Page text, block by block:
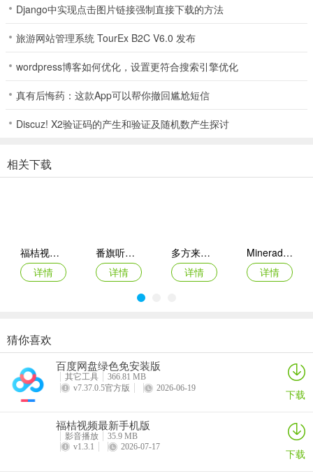
5、简洁高效的界面：功能布局清晰，简化复杂音频处理流程，新手易
1. 安装 app 后启动并授予存储权限，便可开启使用之旅。
2. 在主界面按需选提取伴奏等功能入口，进入操作流程。
4. 预览界面试听分离效果，用内置工具简单裁剪或调音量。
伴奏提取audio音乐制作教程
想制作自己的音乐，却愁没有合适的伴奏？别担心，伴奏提取Audio音
乐制作工具来帮您！它能从各类视频文件中精准剥离人声与伴奏，为
支持波形可视化编辑，可对提取的音频进行精细化调校，满足您的专
业制作需求。而且它全面支持MP3、WAV、AAC、FLAC等主流音频
格式的导入与导出，还能自定义比特率与采样率。其全流程离线操
作，保障了您原始素材的私密性与安全性。高性能处理引擎，处理长
时间高码率音频文件也快速响应不卡顿。界面简洁高效，新手也能快
BGM还是进行专业音频后期，它都是您可靠的帮手，值得拥有！
Django中实现点击图片链接强制直接下载的方法
旅游网站管理系统 TourEx B2C V6.0 发布
wordpress博客如何优化，设置更符合搜索引擎优化
真有后悔药：这款App可以帮你撤回尴尬短信
Discuz! X2验证码的产生和验证及随机数产生探讨
相关下载
福桔视频最新手机版
详情
番旗听书免费畅听(听书软件)
详情
多方来财2026(图片处理工具)
详情
Mineradio手机版
详情
人人剧场
详情
吃鸡录屏app
详情
人人影视tv客户端
4K视频
猜你喜欢
百度网盘绿色免安装版
其它工具
366.81 MB
v7.37.0.5官方版
2026-06-19 下载
福桔视频最新手机版
影音播放
35.9 MB
v1.3.1
2026-07-17 下载